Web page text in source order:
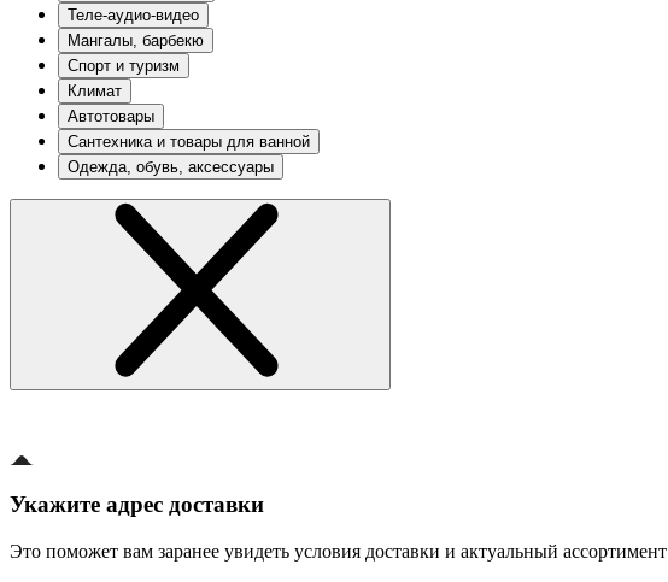
Теле-аудио-видео
Мангалы, барбекю
Спорт и туризм
Климат
Автотовары
Сантехника и товары для ванной
Одежда, обувь, аксессуары
Укажите адрес доставки
Это поможет вам заранее увидеть условия доставки и актуальный ассортимент